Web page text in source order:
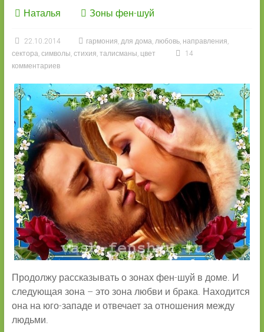
Наталья Зоны фен-шуй
22.10.2014 гармония, для дома, любовь, направления,
сектора, символы, стихия, талисманы, цвет
14
комментариев
Продолжу рассказывать о зонах фен-шуй в доме. И
следующая зона – это зона любви и брака. Находится
она на юго-западе и отвечает за отношения между
людьми.